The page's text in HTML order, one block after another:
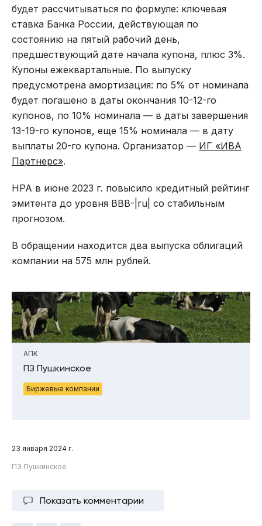
будет рассчитываться по формуле: ключевая
ставка Банка России, действующая по
состоянию на пятый рабочий день,
предшествующий дате начала купона, плюс 3%.
Купоны ежеквартальные. По выпуску
предусмотрена амортизация: по 5% от номинала
будет погашено в даты окончания 10-12-го
купонов, по 10% номинала — в даты завершения
13-19-го купонов, еще 15% номинала — в дату
выплаты 20-го купона. Организатор — ИГ «ИВА
Партнерс».
НРА в июне 2023 г. повысило кредитный рейтинг
эмитента до уровня ВВB-|ru| со стабильным
прогнозом.
В обращении находится два выпуска облигаций
компании на 575 млн рублей.
АПК
ПЗ Пушкинское
Биржевые компании
23 января 2024 г.
ПЗ Пушкинское
Показать комментарии